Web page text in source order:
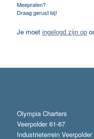
Meepraten?
Draag gerust bij!
Je moet ingelogd zijn op
Olympia Charters
Veerpolder 61-67
Industrieterrein Veerpolder